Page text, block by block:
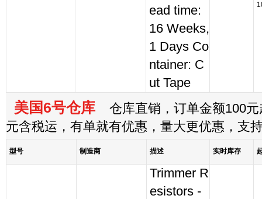
ead time:
16 Weeks,
1 Days Co
ntainer: C
ut Tape
美国6号仓库 仓库直销，订单金额100元
元含税运，有单就有优惠，量大更优惠，支
型号 制造商 描述 实时库存
Trimmer R
esistors -